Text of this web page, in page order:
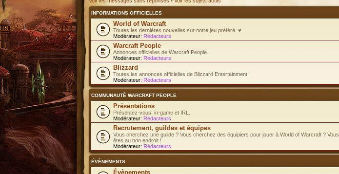
INFORMATIONS OFFICIELLES
World of Warcraft
Toutes les dernières nouvelles sur notre jeu préféré. ♥
Modérateur: Rédacteurs
Warcraft People
Annonces officielles de Warcraft People.
Modérateur: Rédacteurs
Blizzard
Toutes les annonces officielles de Blizzard Entertainment.
Modérateur: Rédacteurs
COMMUNAUTÉ WARCRAFT PEOPLE
Présentations
Présentez-vous, in-game et IRL.
Modérateur: Rédacteurs
Recrutement, guildes et équipes
Vous cherchez une guilde ? Vous cherchez des équipiers pour jouer à World of Warcraft ? Vous
êtes au bon endroit !
Modérateur: Rédacteurs
ÉVÈNEMENTS
Évènements